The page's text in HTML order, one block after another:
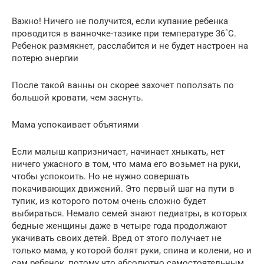
Важно! Ничего не получится, если купание ребенка
проводится в ванночке-тазике при температуре 36˚C.
Ребенок размякнет, расслабится и не будет настроен на
потерю энергии
После такой ванны он скорее захочет поползать по
большой кровати, чем заснуть.
Мама успокаивает объятиями
Если малыш капризничает, начинает хныкать, нет
ничего ужасного в том, что мама его возьмет на руки,
чтобы успокоить. Но не нужно совершать
покачивающих движений. Это первый шаг на пути в
тупик, из которого потом очень сложно будет
выбираться. Немало семей знают педиатры, в которых
бедные женщины даже в четыре года продолжают
укачивать своих детей. Вред от этого получает не
только мама, у которой болят руки, спина и колени, но и